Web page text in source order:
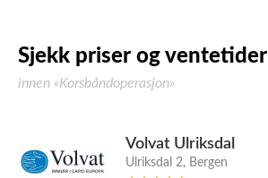
Sjekk priser og ventetider
innen «Korsbåndoperasjon»
Volvat Ulriksdal
Ulriksdal 2, Bergen